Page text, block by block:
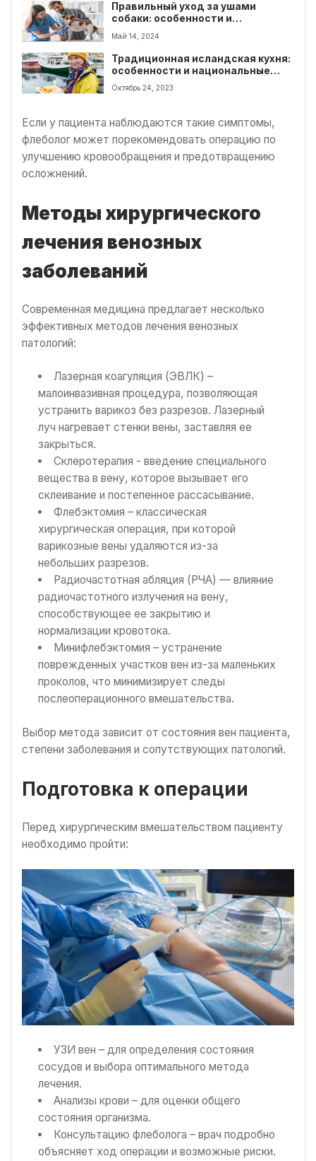
Правильный уход за ушами
собаки: особенности и
рекомендации
Май 14, 2024
Традиционная исландская кухня:
особенности и национальные
блюда
Октябрь 24, 2023
Если у пациента наблюдаются такие симптомы,
флеболог может порекомендовать операцию по
улучшению кровообращения и предотвращению
осложнений.
Методы хирургического
лечения венозных
заболеваний
Современная медицина предлагает несколько
эффективных методов лечения венозных
патологий:
Лазерная коагуляция (ЭВЛК) –
малоинвазивная процедура, позволяющая
устранить варикоз без разрезов. Лазерный
луч нагревает стенки вены, заставляя ее
закрыться.
Склеротерапия - введение специального
вещества в вену, которое вызывает его
склеивание и постепенное рассасывание.
Флебэктомия – классическая
хирургическая операция, при которой
варикозные вены удаляются из-за
небольших разрезов.
Радиочастотная абляция (РЧА) — влияние
радиочастотного излучения на вену,
способствующее ее закрытию и
нормализации кровотока.
Минифлебэктомия – устранение
поврежденных участков вен из-за маленьких
проколов, что минимизирует следы
послеоперационного вмешательства.
Выбор метода зависит от состояния вен пациента,
степени заболевания и сопутствующих патологий.
Подготовка к операции
Перед хирургическим вмешательством пациенту
необходимо пройти:
УЗИ вен – для определения состояния
сосудов и выбора оптимального метода
лечения.
Анализы крови – для оценки общего
состояния организма.
Консультацию флеболога – врач подробно
объясняет ход операции и возможные риски.